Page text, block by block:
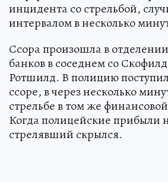
инцидента со стрельбой,
интервалом в несколько
Ссора произошла в
банков в соседнем со
Ротшилд. В полицию
ссоре, в через несколько
стрельбе в том же
Когда полицейские прибыли
стрелявший скрылся.